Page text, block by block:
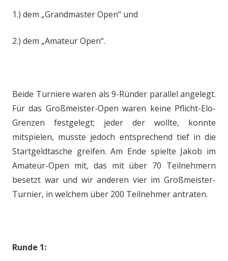
1.) dem „Grandmaster Open“ und
2.) dem „Amateur Open“.
Beide Turniere waren als 9-Ründer parallel angelegt.
Für das Großmeister-Open waren keine Pflicht-Elo-
Grenzen festgelegt; jeder der wollte, konnte
mitspielen, musste jedoch entsprechend tief in die
Startgeldtasche greifen. Am Ende spielte Jakob im
Amateur-Open mit, das mit über 70 Teilnehmern
besetzt war und wir anderen vier im Großmeister-
Turnier, in welchem über 200 Teilnehmer antraten.
Runde 1: